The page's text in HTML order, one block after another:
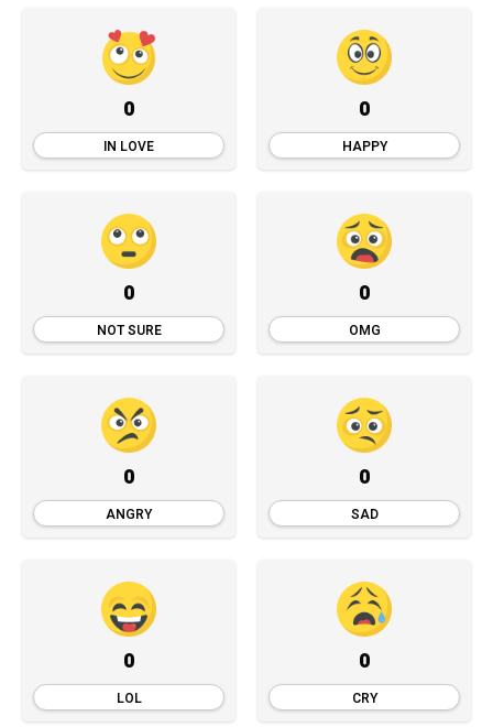
0
IN LOVE
0
HAPPY
0
NOT SURE
0
OMG
0
ANGRY
0
SAD
0
LOL
0
CRY